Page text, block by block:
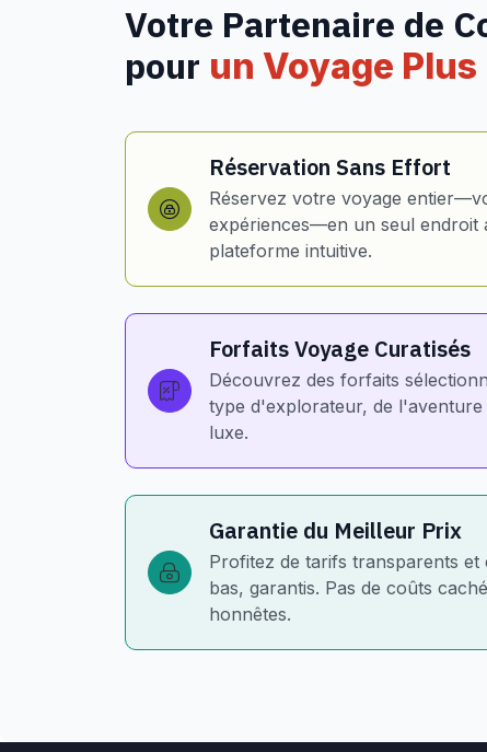
Votre Partenaire de
pour un Voyage
Réservation Sans Effort
Réservez votre voyage
expériences—en un seul endroit
plateforme intuitive.
Forfaits Voyage Curatisés
Découvrez des forfaits
type d'explorateur, de l'aventure
luxe.
Garantie du Meilleur Prix
Profitez de tarifs transparents et
bas, garantis. Pas de coûts
honnêtes.